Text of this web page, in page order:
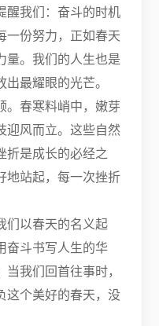
醒我们：奋斗的时机
一份努力，正如春天
量。我们的人生也是
最耀眼的光芒。
。春寒料峭中，嫩芽
迎风而立。这些自然
折是成长的必经之
地站起，每一次挫折
们以春天的名义起
奋斗书写人生的华
我们回首往事时，
这个美好的春天，没